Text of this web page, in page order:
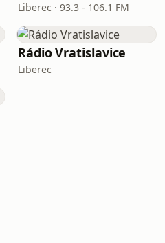
Liberec · 93.3 - 106.1 FM
Rádio Vratislavice
Liberec